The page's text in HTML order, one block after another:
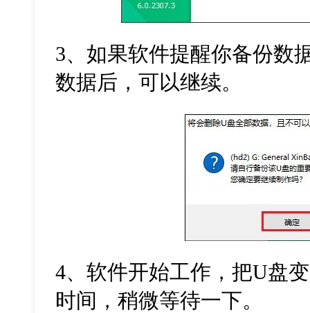
3、如果软件提醒你备份数
数据后，可以继续。
4、软件开始工作，把U盘
时间，稍微等待一下。